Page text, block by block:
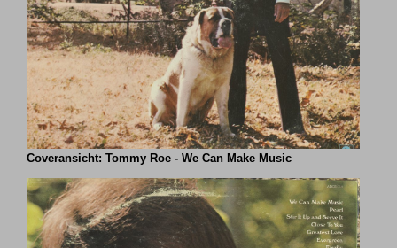
Coveransicht: Tommy Roe - We Can Make Music